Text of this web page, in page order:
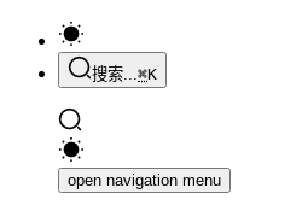
搜索...⌘K
open navigation menu